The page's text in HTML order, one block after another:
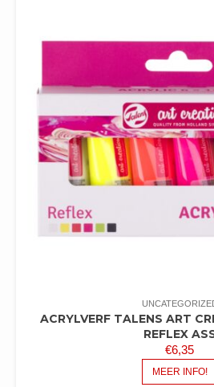
ACRYLVERF TALENS ART
REFLEX
€6,35
MEER INFO!